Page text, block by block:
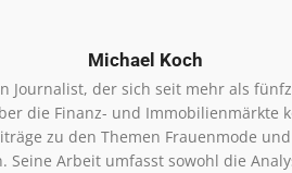
Michael Koch
Journalist, der sich seit mehr als
die Finanz- und Immobilienmärkte
zu den Themen Frauenmode
Seine Arbeit umfasst sowohl die